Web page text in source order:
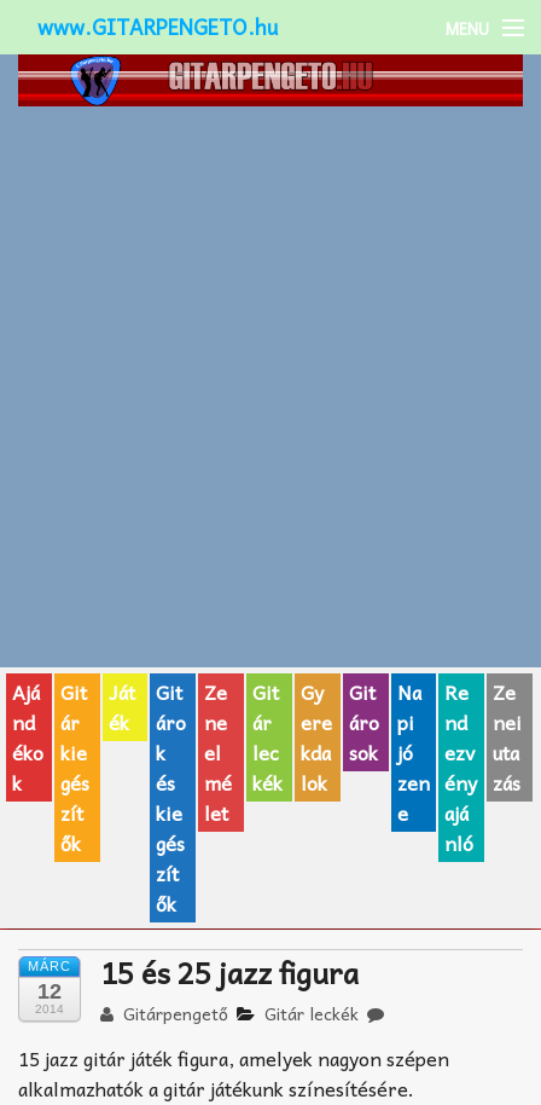
www.GITARPENGETO.hu MENU
Népszerű-
AJÁNDÉK ÖTLETEK
Vicces
GITÁR MÁRKÁK
TOP100 nóta
Zeneiskolák
Zeneszerzés alapjai
Akkord-kotta
Ajá
nd
éko
k
Git
ár
kie
gés
zít
ők
Ját
ék
Git
áro
k
és
kie
gés
zít
ők
Ze
ne
el
mé
let
Git
ár
lec
kék
Gy
ere
kda
lok
Git
áro
sok
Na
pi
jó
zen
e
Re
nd
ezv
ény
ajá
nló
Ze
nei
uta
zás
MÁRC
12
2014
15 és 25 jazz figura
Gitárpengető Gitár leckék
15 jazz gitár játék figura, amelyek nagyon szépen
alkalmazhatók a gitár játékunk színesítésére.